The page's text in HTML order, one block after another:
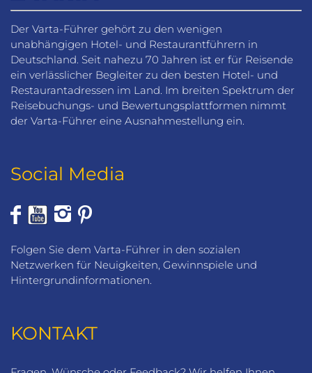
Der Varta-Führer gehört zu den wenigen
unabhängigen Hotel- und Restaurantführern in
Deutschland. Seit nahezu 70 Jahren ist er für Reisende
ein verlässlicher Begleiter zu den besten Hotel- und
Restaurantadressen im Land. Im breiten Spektrum der
Reisebuchungs- und Bewertungsplattformen nimmt
der Varta-Führer eine Ausnahmestellung ein.
Social Media
Folgen Sie dem Varta-Führer in den sozialen
Netzwerken für Neuigkeiten, Gewinnspiele und
Hintergrundinformationen.
KONTAKT